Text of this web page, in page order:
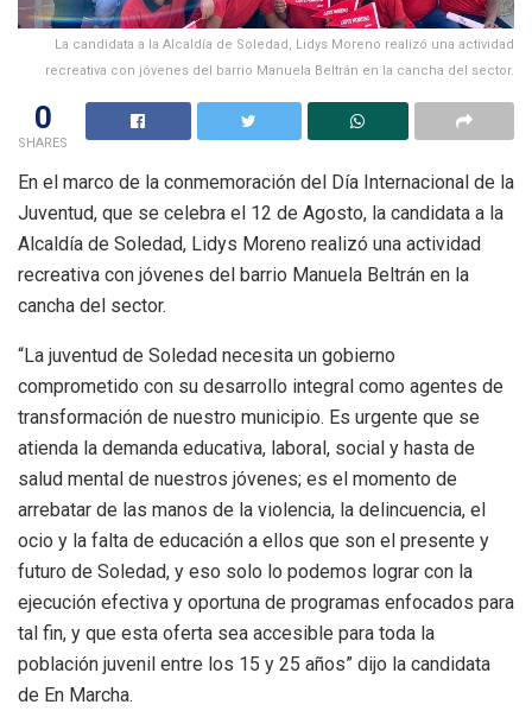
La candidata a la Alcaldía de Soledad, Lidys Moreno realizó una actividad
recreativa con jóvenes del barrio Manuela Beltrán en la cancha del sector.
0
SHARES
En el marco de la conmemoración del Día Internacional de la
Juventud, que se celebra el 12 de Agosto, la candidata a la
Alcaldía de Soledad, Lidys Moreno realizó una actividad
recreativa con jóvenes del barrio Manuela Beltrán en la
cancha del sector.
“La juventud de Soledad necesita un gobierno
comprometido con su desarrollo integral como agentes de
transformación de nuestro municipio. Es urgente que se
atienda la demanda educativa, laboral, social y hasta de
salud mental de nuestros jóvenes; es el momento de
arrebatar de las manos de la violencia, la delincuencia, el
ocio y la falta de educación a ellos que son el presente y
futuro de Soledad, y eso solo lo podemos lograr con la
ejecución efectiva y oportuna de programas enfocados para
tal fin, y que esta oferta sea accesible para toda la
población juvenil entre los 15 y 25 años” dijo la candidata
de En Marcha.